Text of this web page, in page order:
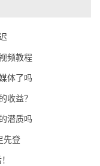
频教程
体了吗
收益？
潜质吗
先登